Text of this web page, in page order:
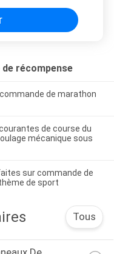
récompense
de marathon
de course du
mécanique sous
sur commande de
de sport
Tous